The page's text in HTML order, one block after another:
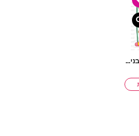
פינת מפרי עטנו בנים | ילדותית מאוירת
צפייה מהירה